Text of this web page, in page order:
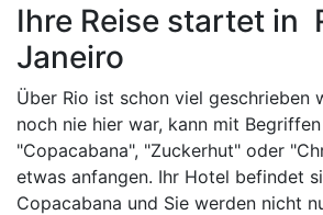
Ihre Reise startet in
Janeiro
Über Rio ist schon viel geschrieben
noch nie hier war, kann mit
"Copacabana", "Zuckerhut" oder
etwas anfangen. Ihr Hotel befindet
Copacabana und Sie werden nicht